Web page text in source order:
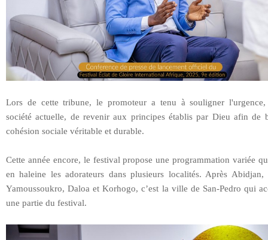
Lors de cette tribune, le promoteur a tenu à souligner
société actuelle, de revenir aux principes établis par Dieu afin de
cohésion sociale véritable et durable.
Cette année encore, le festival propose une programmation variée
en haleine les adorateurs dans plusieurs localités. Après Abidjan,
Yamoussoukro, Daloa et Korhogo, c’est la ville de San-Pedro qui
une partie du festival.